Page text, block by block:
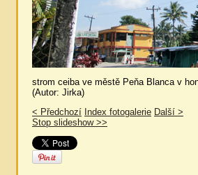
strom ceiba ve městě Peňa Blanca v
(Autor: Jirka)
< Předchozí Index fotogalerie Další >
Stop slideshow >>